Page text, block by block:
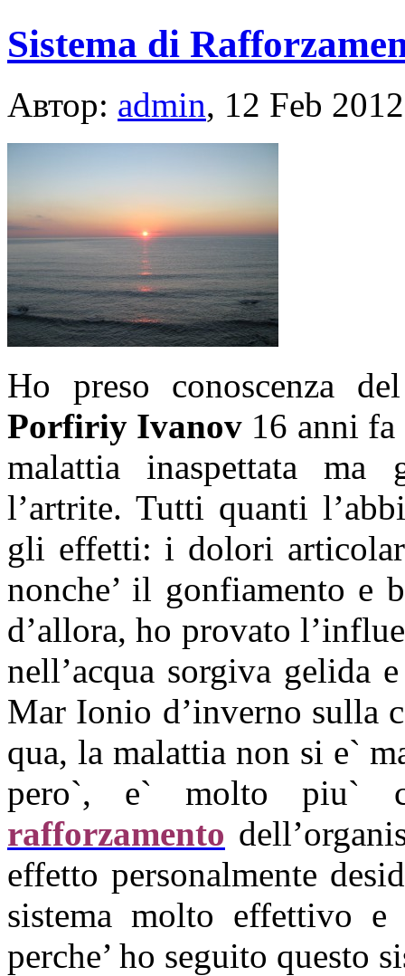
Sistema di
Автор: admin, 12 Feb 2012
Ho preso conoscenza del
Porfiriy Ivanov 16 anni fa
malattia inaspettata ma
l’artrite. Tutti quanti
gli effetti: i dolori
nonche’ il gonfiamento e
d’allora, ho provato
nell’acqua sorgiva gelida
Mar Ionio d’inverno sulla
qua, la malattia non si e`
pero`, e` molto piu`
rafforzamento
effetto personalmente
sistema molto effettivo e
perche’ ho seguito questo